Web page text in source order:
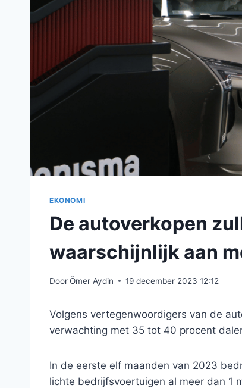
EKONOMI
De autoverkopen
waarschijnlijk aan
DoorÖmer Aydin 19 december 2023 12:12
Volgens vertegenwoordigers van de
verwachting met 35 tot 40 procent
In de eerste elf maanden van 2023
lichte bedrijfsvoertuigen al meer dan 1